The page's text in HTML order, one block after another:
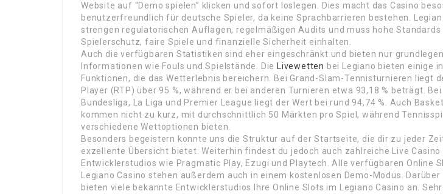
Website auf “Demo spielen” klicken und sofort loslegen. Dies macht das Casino
benutzerfreundlich für deutsche Spieler, da keine Sprachbarrieren bestehen.
strengen regulatorischen Auflagen, regelmäßigen Audits und muss hohe
Spielerschutz, faire Spiele und finanzielle Sicherheit einhalten.
Auch die verfügbaren Statistiken sind eher eingeschränkt und bieten nur
Informationen wie Fouls und Spielstände. Die
Livewetten bei Legiano bieten einige
Funktionen, die das Wetterlebnis bereichern. Bei Grand-Slam-Tennisturnieren liegt
Player (RTP) über 95 %, während er bei anderen Turnieren etwa 93,18 % beträgt.
Bundesliga, La Liga und Premier League liegt der Wert bei rund 94,74 %. Auch
kommen nicht zu kurz, mit durchschnittlich 50 Märkten pro Spiel, während
verschiedene Wettoptionen bieten.
Besonders begeistern konnte uns die Struktur auf der Startseite, die dir zu jeder
exzellente Übersicht bietet. Weiterhin findest du jedoch auch zahlreiche Live Casino
Entwicklerstudios wie Pragmatic Play, Ezugi und Playtech. Alle verfügbaren Online
Legiano Casino stehen außerdem auch in einem kostenlosen Demo-Modus. Darüber
bieten viele bekannte Entwicklerstudios Ihre Online Slots im Legiano Casino an.